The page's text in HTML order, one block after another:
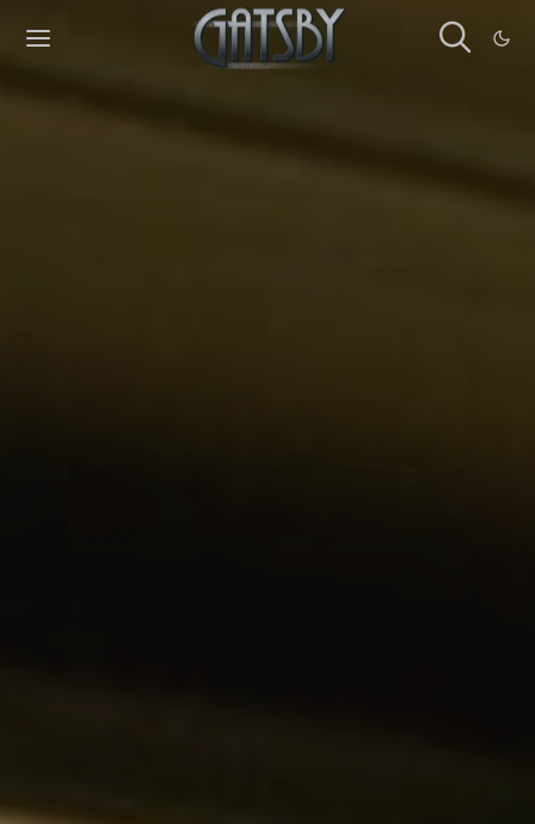
Cookies management panel